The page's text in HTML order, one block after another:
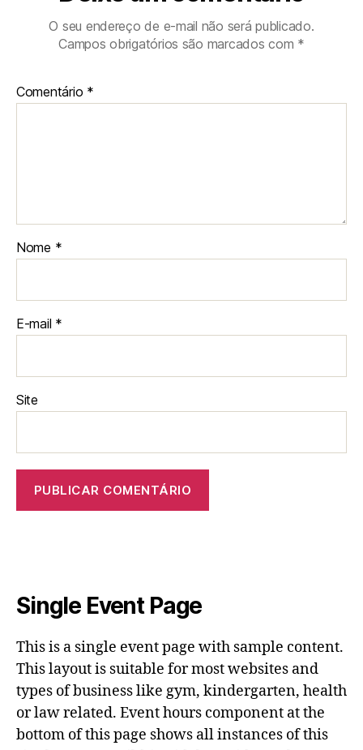
O seu endereço de e-mail não será publicado.
Campos obrigatórios são marcados com *
Comentário *
Nome *
E-mail *
Site
Single Event Page
This is a single event page with sample content.
This layout is suitable for most websites and
types of business like gym, kindergarten, health
or law related. Event hours component at the
bottom of this page shows all instances of this